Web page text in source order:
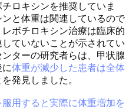
ロキシンを推奨していま
と体重は関連しているので
ボチロキシン治療は臨床的
ていないことが示されてい
ターの研究者らは、甲状腺
体重が減少した患者は全体
を発見しました。
用すると実際に体重増加を